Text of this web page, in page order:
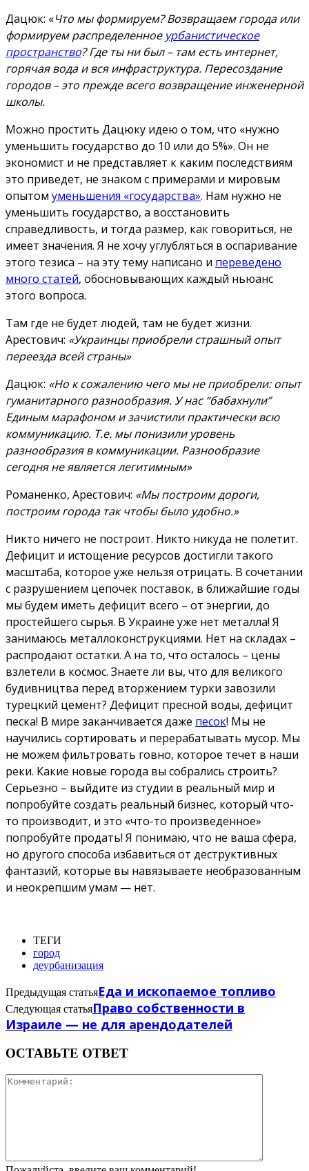
Дацюк: «Что мы формируем? Возвращаем города или
формируем распределенное урбанистическое
пространство? Где ты ни был – там есть интернет,
горячая вода и вся инфраструктура. Пересоздание
городов – это прежде всего возвращение инженерной
школы.
Можно простить Дацюку идею о том, что «нужно
уменьшить государство до 10 или до 5%». Он не
экономист и не представляет к каким последствиям
это приведет, не знаком с примерами и мировым
опытом уменьшения «государства». Нам нужно не
уменьшить государство, а восстановить
справедливость, и тогда размер, как говориться, не
имеет значения. Я не хочу углубляться в оспаривание
этого тезиса – на эту тему написано и переведено
много статей, обосновывающих каждый ньюанс
этого вопроса.
Там где не будет людей, там не будет жизни.
Арестович: «Украинцы приобрели страшный опыт
переезда всей страны»
Дацюк: «Но к сожалению чего мы не приобрели: опыт
гуманитарного разнообразия. У нас “бабахнули”
Единым марафоном и зачистили практически всю
коммуникацию. Т.е. мы понизили уровень
разнообразия в коммуникации. Разнообразие
сегодня не является легитимным»
Романенко, Арестович: «Мы построим дороги,
построим города так чтобы было удобно.»
Никто ничего не построит. Никто никуда не полетит.
Дефицит и истощение ресурсов достигли такого
масштаба, которое уже нельзя отрицать. В сочетании
с разрушением цепочек поставок, в ближайшие годы
мы будем иметь дефицит всего – от энергии, до
простейшего сырья. В Украине уже нет металла! Я
занимаюсь металлоконструкциями. Нет на складах –
распродают остатки. А на то, что осталось – цены
взлетели в космос. Знаете ли вы, что для великого
будивництва перед вторжением турки завозили
турецкий цемент? Дефицит пресной воды, дефицит
песка! В мире заканчивается даже песок! Мы не
научились сортировать и перерабатывать мусор. Мы
не можем фильтровать говно, которое течет в наши
реки. Какие новые города вы собрались строить?
Серьезно – выйдите из студии в реальный мир и
попробуйте создать реальный бизнес, который что-
то производит, и это «что-то произведенное»
попробуйте продать! Я понимаю, что не ваша сфера,
но другого способа избавиться от деструктивных
фантазий, которые вы навязываете необразованным
и неокрепшим умам — нет.
ТЕГИ
город
деурбанизация
Предыдущая статьяЕда и ископаемое топливо
Следующая статьяПраво собственности в
Израиле — не для арендодателей
ОСТАВЬТЕ ОТВЕТ